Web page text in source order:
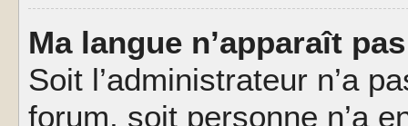
Ma langue n’apparaît
Soit l’administrateur n’a
forum, soit personne n’a